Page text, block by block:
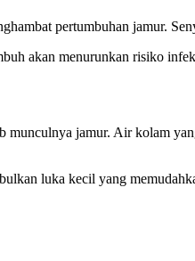
pertumbuhan jamur.
akan menurunkan risiko
jamur. Air kolam
luka kecil yang